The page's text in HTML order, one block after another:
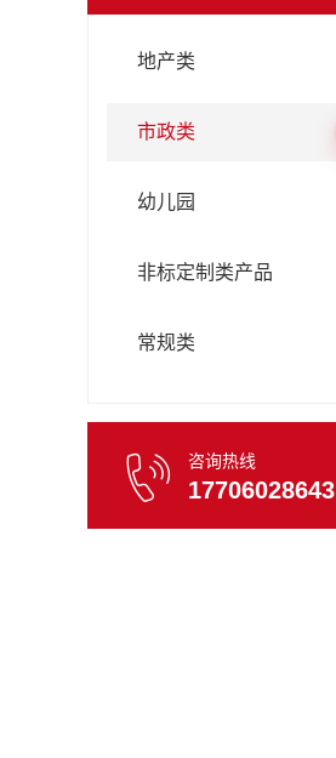
地产类
市政类
幼儿园
非标定制类产品
常规类
咨询热线
17706028643